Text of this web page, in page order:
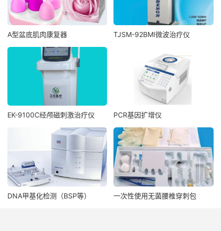
A型盆底肌肉康复器 TJSM-92BMⅠ微波治疗仪
EK-9100C经颅磁刺激治疗仪 PCR基因扩增仪
DNA甲基化检测（BSP等） 一次性使用无菌腰椎穿刺包